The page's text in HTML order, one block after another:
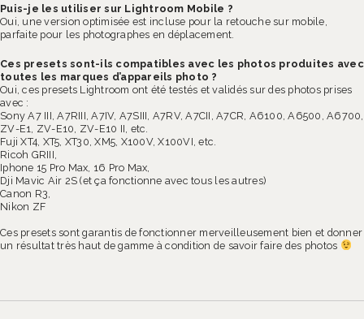
Puis-je les utiliser sur Lightroom Mobile ?
Oui, une version optimisée est incluse pour la retouche sur mobile,
parfaite pour les photographes en déplacement.
Ces presets sont-ils compatibles avec les photos produites avec
toutes les marques d’appareils photo ?
Oui, ces presets Lightroom ont été testés et validés sur des photos prises
avec :
Sony A7 III, A7RIII, A7IV, A7SIII, A7RV, A7CII, A7CR, A6100, A6500, A6700,
ZV-E1, ZV-E10, ZV-E10 II, etc.
Fuji XT4, XT5, XT30, XM5, X100V, X100VI, etc.
Ricoh GRIII,
Iphone 15 Pro Max, 16 Pro Max,
Dji Mavic Air 2S (et ça fonctionne avec tous les autres)
Canon R3,
Nikon ZF
Ces presets sont garantis de fonctionner merveilleusement bien et donner
un résultat très haut de gamme à condition de savoir faire des photos